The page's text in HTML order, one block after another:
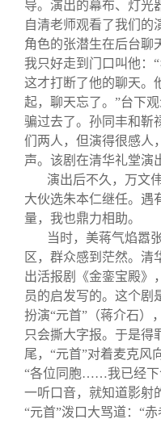
导。演出的幕布、灯光
自清老师观看了我们的
角色的张潜生在后台聊
我只好走到门口叫他：
这才打断了他的聊天。
起，聊天忘了。”台下
骗过去了。孙同丰和靳
们两人，但演得很感人
声。该剧在清华礼堂演
演出后不久，万文
大伙选朱本仁继任。遇
量，我也鼎力相助。
当时，美蒋气焰嚣
区，群众感到茫然。清
出活报剧《金銮宝殿》
员的启发写的。这个剧
扮演“元首”（蒋介石）
只会撕大字报。于是得
尾，“元首”对着麦克风
“各位同胞……我已经
一听口音，就知道影射
“元首”泼口大骂道：“